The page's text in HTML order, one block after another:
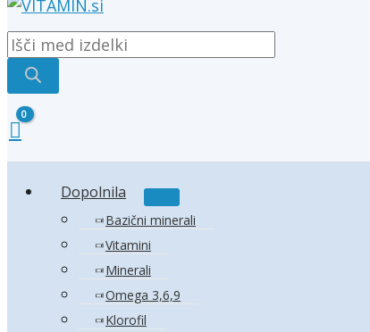
Products
search
Dopolnila
Menu
Toggle
Bazični minerali
Vitamini
Minerali
Omega 3,6,9
Klorofil